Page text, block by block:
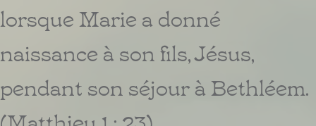
lorsque Marie a donné
naissance à son fils, Jésus,
pendant son séjour à Bethléem.